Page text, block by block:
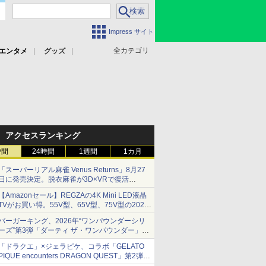
Impress サイト
全カテゴリ
ンタメ グッズ
アクセスランキング
24時間 1週間 1カ月
スーパーリアル麻雀 Venus Returns」8月27
に発売決定。脱衣麻雀が3D×VRで復活
売から2週間は20%オフになるセールが実施
Amazonセール】REGZAの4K Mini LED液晶
がお買い得。55V型、65V型、75V型の2026
モデルがラインナップ
ーガーキング、2026年“ワンパウンダーシリ
ズ”第3弾「ダーティ ザ・ワンパウンダー」を
月7日発売
特製ガーリックマヨソース」を使用した超大
チーズバーガー
ドラクエ」×ジェラピケ、コラボ「GELATO
encounters DRAGON QUEST」第2弾が